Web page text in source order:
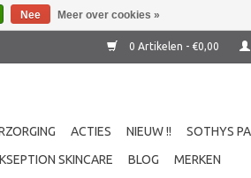
0 Artikelen - €0,00
ACTIES NIEUW !! SOTHYS
SKINCARE BLOG MERKEN
Nee Meer over cookies »